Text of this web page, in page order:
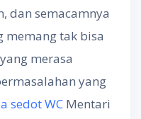
dan semacamnya
memang tak bisa
merasa
yang
sedot WC Mentari